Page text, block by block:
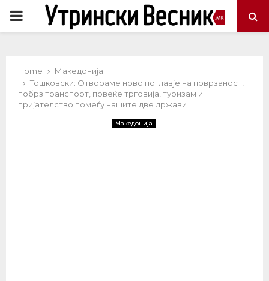
PRIMARY
Home
Македонија
Тошковски: Отвораме ново поглавје на поврзаност,
побрз транспорт, повеќе трговија, туризам и
пријателство помеѓу нашите две држави
Македонија